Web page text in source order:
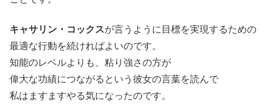
キャサリン・コックスが言うように目標を実現するための
最適な行動を続ければよいのです。
知能のレベルよりも、粘り強さの方が
偉大な功績につながるという彼女の言葉を読んで
私はますますやる気になったのです。